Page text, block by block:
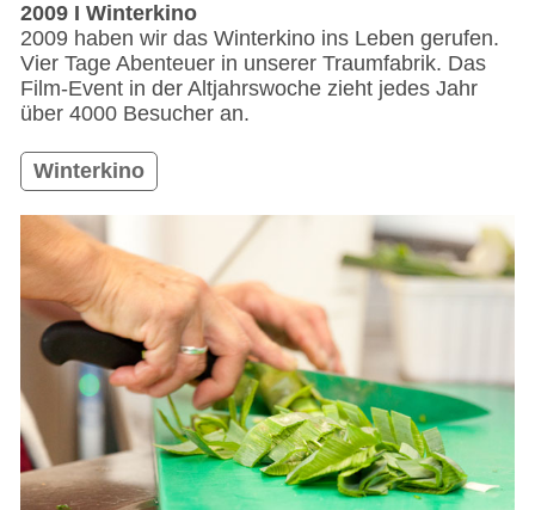
2009 I Winterkino
2009 haben wir das Winterkino ins Leben gerufen.
Vier Tage Abenteuer in unserer Traumfabrik. Das
Film-Event in der Altjahrswoche zieht jedes Jahr
über 4000 Besucher an.
Winterkino